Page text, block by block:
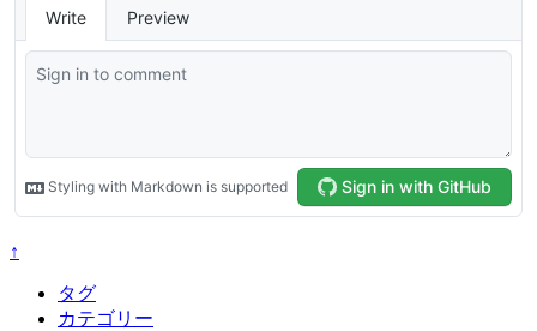
↑
タグ
カテゴリー